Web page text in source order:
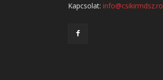
Kapcsolat: info@csikirmdsz.ro